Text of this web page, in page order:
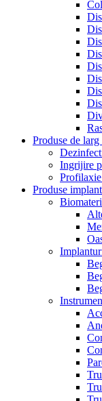
Produse de
Ingrijire
Produse